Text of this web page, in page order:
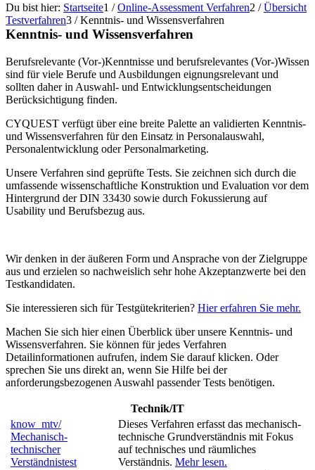
Du bist hier: Startseite1 / Online-Assessment Verfahren2 / Übersicht
Testverfahren3 / Kenntnis- und Wissensverfahren
Kenntnis- und Wissensverfahren
Berufsrelevante (Vor-)Kenntnisse und berufsrelevantes (Vor-)Wissen
sind für viele Berufe und Ausbildungen eignungsrelevant und
sollten daher in Auswahl- und Entwicklungsentscheidungen
Berücksichtigung finden.
CYQUEST verfügt über eine breite Palette an validierten Kenntnis-
und Wissensverfahren für den Einsatz in Personalauswahl,
Personalentwicklung oder Personalmarketing.
Unsere Verfahren sind geprüfte Tests. Sie zeichnen sich durch die
umfassende wissenschaftliche Konstruktion und Evaluation vor dem
Hintergrund der DIN 33430 sowie durch Fokussierung auf
Usability und Berufsbezug aus.
Wir denken in der äußeren Form und Ansprache von der Zielgruppe
aus und erzielen so nachweislich sehr hohe Akzeptanzwerte bei den
Testkandidaten.
Sie interessieren sich für Testgütekriterien? Hier erfahren Sie mehr.
Machen Sie sich hier einen Überblick über unsere Kenntnis- und
Wissensverfahren. Sie können für jedes Verfahren
Detailinformationen aufrufen, indem Sie darauf klicken. Oder
sprechen Sie uns direkt an, wenn Sie Hilfe bei der
anforderungsbezogenen Auswahl passender Tests benötigen.
Technik/IT
know_mtv/
Mechanisch-
technischer
Verständnistest
Dieses Verfahren erfasst das mechanisch-
technische Grundverständnis mit Fokus
auf technisches und räumliches
Verständnis. Mehr lesen.